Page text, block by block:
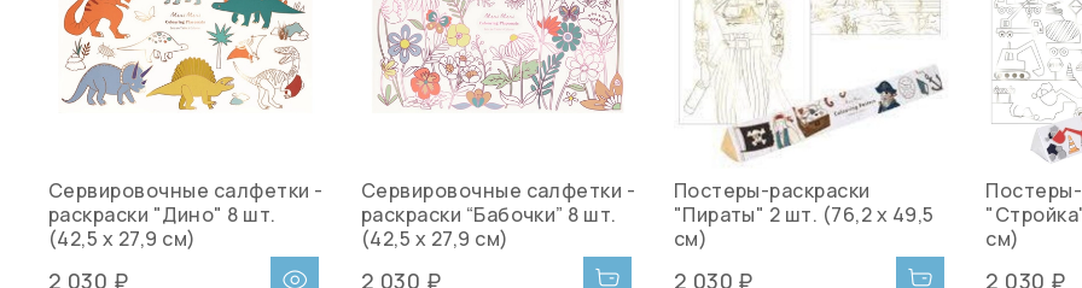
Сервировочные салфетки -
раскраски "Дино" 8 шт.
(42,5 x 27,9 см)
2 030 ₽
Сервировочные салфетки -
раскраски “Бабочки” 8 шт.
(42,5 x 27,9 см)
2 030 ₽
Постеры-раскраски
"Пираты" 2 шт. (76,2 х 49,5
см)
2 030 ₽
см)
2 030 ₽